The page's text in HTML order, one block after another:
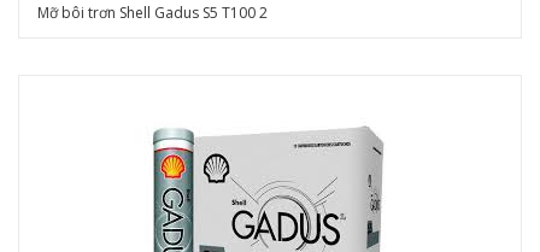
Mỡ bôi trơn Shell Gadus S5 T100 2